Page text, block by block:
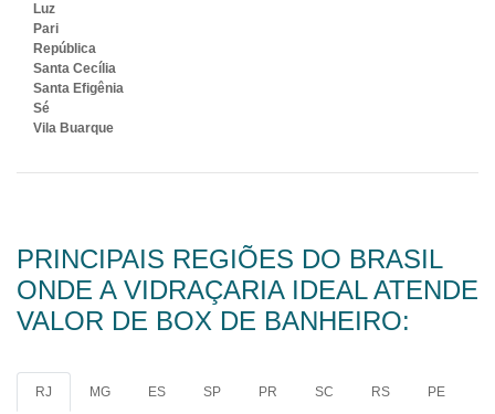
Luz
Pari
República
Santa Cecília
Santa Efigênia
Sé
Vila Buarque
PRINCIPAIS REGIÕES DO BRASIL
ONDE A VIDRAÇARIA IDEAL ATENDE
VALOR DE BOX DE BANHEIRO:
RJ MG ES SP PR SC RS PE